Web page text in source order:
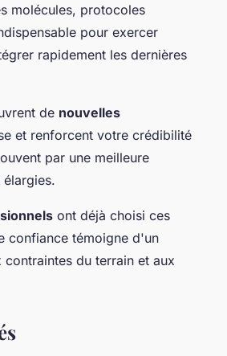
molécules, protocoles
pour exercer
rapidement les dernières
de nouvelles
et renforcent votre crédibilité
par une meilleure
ont déjà choisi ces
confiance témoigne d'un
du terrain et aux